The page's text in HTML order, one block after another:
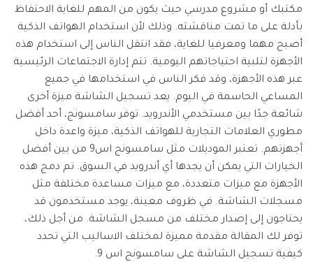
استكشف
الإبداع الرقمي
الفيديوهات
الصور
مركز الإبداع
منتجات المخططات والرسومات
قوالب واجهة المستخدم وتجربة المستخدم
قوالب الرسم التخطيطي
دمج ملفات PDF
محول PDF
قوالب PDF
نقل بيانات الجوال.
Repairit
استعادة الفيديوهات التالفة.
مشاهدة جميع المنتجات
منتجات إدارة البيانات
استعادة الصور
إصلاح الفيديوهات
نقل WhatsApp
تسجيل الدخول
Screen Unlock
إزالة أنواع مختلفة من شاشات القفل للجوال
iOS
Android
Data Recovery
استعادة بيانات الهاتف المحذوفة أو المفقودة
WhatsApp Transfer
نقل بيانات WhatsApp ونسخها احتياطيًا واستعادتها
iOS & Android
System Repair
مزيد من الحلول
مكتبك أو مشروع مدرسي حيث يكون من المهم للغاية الاحتفاظ
بأدلة على ما تمت مناقشته. وذلك لأن استخدام الهواتف الذكية
أصبح مهما ومعرفيا للغاية، فقد انتقل الناس إلى استخدام هذه
الأجهزة لتلبية احتياجاتهم اليومية. تتم إدارة الاجتماعات الرئيسية
عبر هذه الأجهزة، وقد فكر الناس في استخدامها في جميع
المساعي الحاسمة في اليوم. يعد تسجيل الشاشة ميزة أخرى
شائعة جدًا بين مستخدمي الأندرويد. توفر سامسونج، أحد أفضل
مطوري العلامات التجارية للهواتف الذكية، ميزة واعدة داخل
أجهزتهم. تعتبر الموديلات مثل سامسونج اس9 من بين أفضل
الخيارات التي يمكن أن يجدها أي أندرويد في السوق. تم دمج هذه
الأجهزة مع ميزات متعددة، مع ميزات مساعدة مختلفة مثل
مسجلات الشاشة. في ظروف معينة، يوجد مستخدمون قد
يحتاجون إلى إصدار مختلف من مسجل الشاشة. من أجل ذلك،
توفر لك المقالة مقدمة مميزة لمختلف الاساليب التي تحدد
كيفية تسجيل الشاشة على سامسونج اس 9.